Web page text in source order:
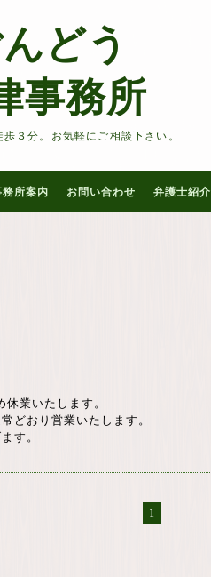
どう
事務所
３分。お気軽にご相談下さい。
務所案内 お問い合わせ 弁護士紹介
業いたします。
どおり営業いたします。
す。
1